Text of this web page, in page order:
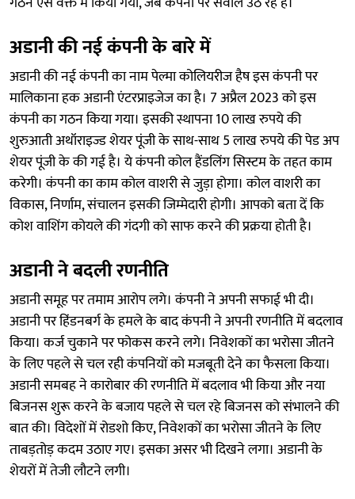
अडानी की नई कंपनी के बारे में
अडानी की नई कंपनी का नाम पेल्मा कोलियरीज हैष इस कंपनी पर
मालिकाना हक अडानी एंटरप्राइजेज का है। 7 अप्रैल 2023 को इस
कंपनी का गठन किया गया। इसकी स्थापना 10 लाख रुपये की
शुरुआती अथॉराइज्ड शेयर पूंजी के साथ-साथ 5 लाख रुपये की पेड अप
शेयर पूंजी के की गई है। ये कंपनी कोल हैंडलिंग सिस्टम के तहत काम
करेगी। कंपनी का काम कोल वाशरी से जुड़ा होगा। कोल वाशरी का
विकास, निर्णाम, संचालन इसकी जिम्मेदारी होगी। आपको बता दें कि
कोश वाशिंग कोयले की गंदगी को साफ करने की प्रक्रया होती है।
अडानी ने बदली रणनीति
अडानी समूह पर तमाम आरोप लगे। कंपनी ने अपनी सफाई भी दी।
अडानी पर हिंडनबर्ग के हमले के बाद कंपनी ने अपनी रणनीति में बदलाव
किया। कर्ज चुकाने पर फोकस करने लगे। निवेशकों का भरोसा जीतने
के लिए पहले से चल रही कंपनियों को मजबूती देने का फैसला किया।
अडानी समबह ने कारोबार की रणनीति में बदलाव भी किया और नया
बिजनस शुरू करने के बजाय पहले से चल रहे बिजनस को संभालने की
बात की। विदेशों में रोडशो किए, निवेशकों का भरोसा जीतने के लिए
ताबड़तोड़ कदम उठाए गए। इसका असर भी दिखने लगा। अडानी के
शेयरों में तेजी लौटने लगी।